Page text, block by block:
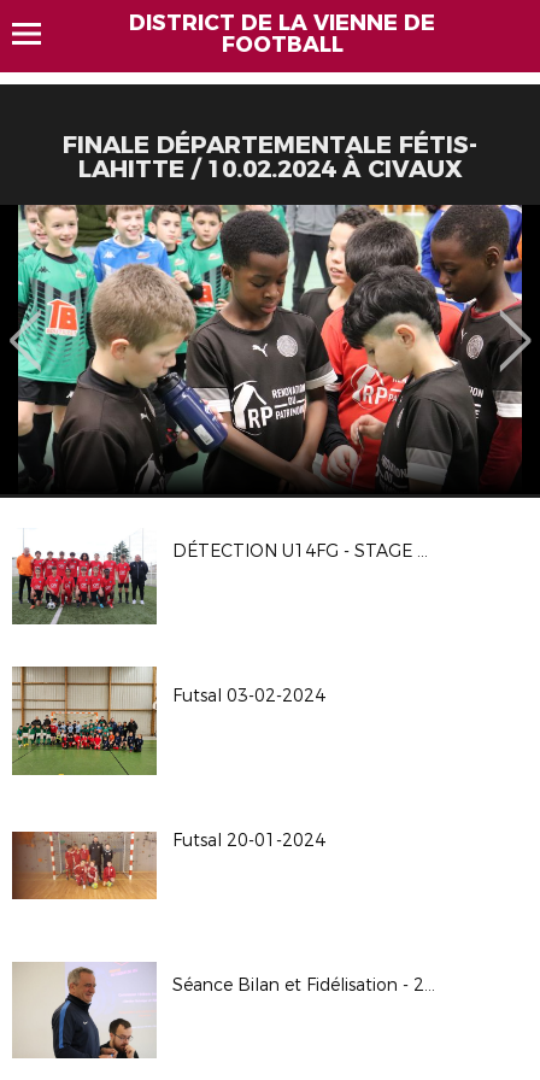
DISTRICT DE LA VIENNE DE
FOOTBALL
FINALE DÉPARTEMENTALE FÉTIS-
LAHITTE / 10.02.2024 À CIVAUX
DÉTECTION U14FG - STAGE 2 À BUXEROLLES LE 20-03-2024
Futsal 03-02-2024
Futsal 20-01-2024
Séance Bilan et Fidélisation - 20-01-2024 au District